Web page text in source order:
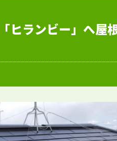
ヒランビー」へ屋